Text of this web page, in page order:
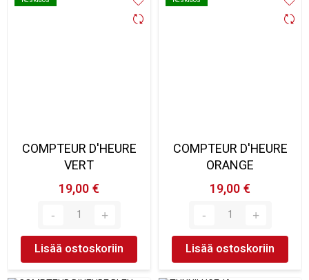
COMPTEUR D'HEURE
VERT
19,00 €
Lisää ostoskoriin
COMPTEUR D'HEURE
ORANGE
19,00 €
Lisää ostoskoriin